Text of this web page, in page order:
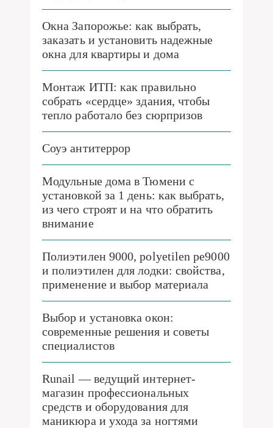
Окна Запорожье: как выбрать,
заказать и установить надежные
окна для квартиры и дома
Монтаж ИТП: как правильно
собрать «сердце» здания, чтобы
тепло работало без сюрпризов
Соуэ антитеррор
Модульные дома в Тюмени с
установкой за 1 день: как выбрать,
из чего строят и на что обратить
внимание
Полиэтилен 9000, polyetilen pe9000
и полиэтилен для лодки: свойства,
применение и выбор материала
Выбор и установка окон:
современные решения и советы
специалистов
Runail — ведущий интернет-
магазин профессиональных
средств и оборудования для
маникюра и ухода за ногтями